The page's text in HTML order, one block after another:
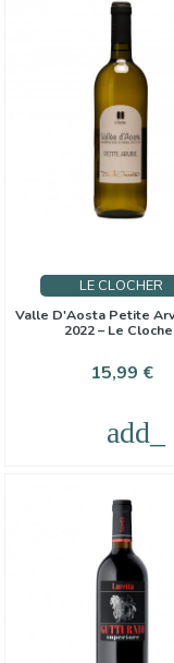
LE CLOCHER
Valle D'Aosta Petite
2022 – Le
Cena
15,99 €